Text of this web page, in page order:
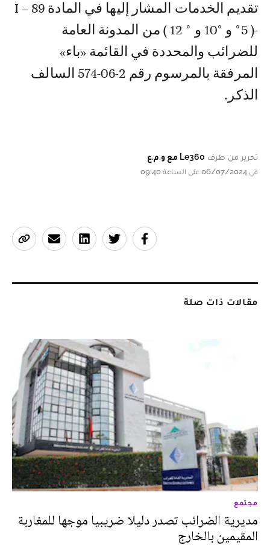
تقديم الخدمات المشار إليها في المادة 89 – I
-( °5 و °10 و ° 12 ) من المدونة العامة
للضرائب والمحددة في القائمة «باء»
المرفقة بالمرسوم رقم 2-06-574 السالف
الذكر.
تحرير من طرف Le360 مع و.م.ع
في 06/07/2024 على الساعة 09:40
مقالات ذات صلة
مجتمع
مديرية الضرائب تصدر دليلا ضريبيا موجها للمغاربة
المقيمين بالخارج